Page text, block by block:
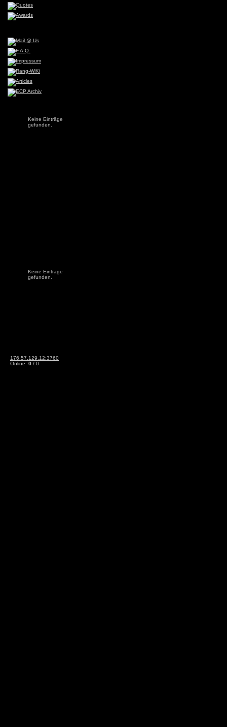
Keine Einträge
gefunden.
Keine Einträge
gefunden.
176.57.129.12:3760
Online: 0 / 0